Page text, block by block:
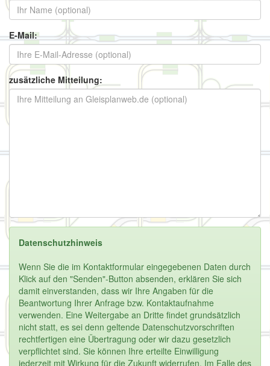
E-Mail:
zusätzliche Mitteilung:
Datenschutzhinweis
Wenn Sie die im Kontaktformular eingegebenen Daten durch
Klick auf den "Senden"-Button absenden, erklären Sie sich
damit einverstanden, dass wir Ihre Angaben für die
Beantwortung Ihrer Anfrage bzw. Kontaktaufnahme
verwenden. Eine Weitergabe an Dritte findet grundsätzlich
nicht statt, es sei denn geltende Datenschutzvorschriften
rechtfertigen eine Übertragung oder wir dazu gesetzlich
verpflichtet sind. Sie können Ihre erteilte Einwilligung
jederzeit mit Wirkung für die Zukunft widerrufen. Im Falle des